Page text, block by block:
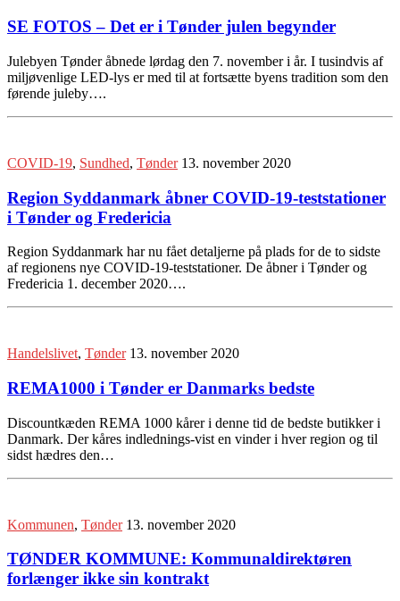
SE FOTOS – Det er i Tønder julen begynder
Julebyen Tønder åbnede lørdag den 7. november i år. I tusindvis af
miljøvenlige LED-lys er med til at fortsætte byens tradition som den
førende juleby….
COVID-19, Sundhed, Tønder 13. november 2020
Region Syddanmark åbner COVID-19-teststationer
i Tønder og Fredericia
Region Syddanmark har nu fået detaljerne på plads for de to sidste
af regionens nye COVID-19-teststationer. De åbner i Tønder og
Fredericia 1. december 2020….
Handelslivet, Tønder 13. november 2020
REMA1000 i Tønder er Danmarks bedste
Discountkæden REMA 1000 kårer i denne tid de bedste butikker i
Danmark. Der kåres indlednings-vist en vinder i hver region og til
sidst hædres den…
Kommunen, Tønder 13. november 2020
TØNDER KOMMUNE: Kommunaldirektøren
forlænger ikke sin kontrakt